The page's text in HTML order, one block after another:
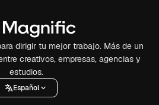
dirigir tu mejor trabajo. Más de un
creativos, empresas, agencias y
estudios.
Español